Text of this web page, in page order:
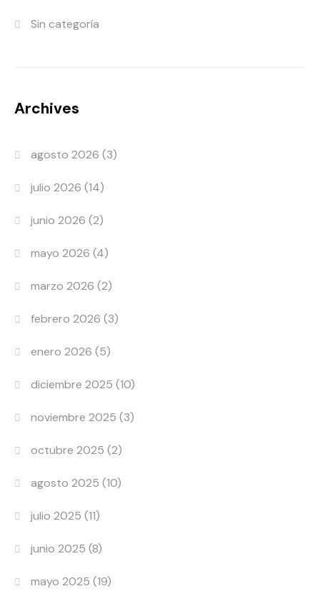
Sin categoría
Archives
agosto 2026 (3)
julio 2026 (14)
junio 2026 (2)
mayo 2026 (4)
marzo 2026 (2)
febrero 2026 (3)
enero 2026 (5)
diciembre 2025 (10)
noviembre 2025 (3)
octubre 2025 (2)
agosto 2025 (10)
julio 2025 (11)
junio 2025 (8)
mayo 2025 (19)